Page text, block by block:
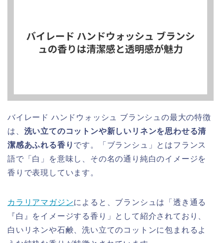
バイレード ハンドウォッシュ ブランシュの最大の特徴
は、 洗い立てのコットンや新しいリネンを思わせる清
潔感あふれる香り です。「ブランシュ」とはフランス
語で「白」を意味し、その名の通り純白のイメージを
香りで表現しています。
カラリアマガジンによると、ブランシュは「透き通る
『白』をイメージする香り」として紹介されており、
白いリネンや石鹸、洗い立てのコットンに包まれるよ